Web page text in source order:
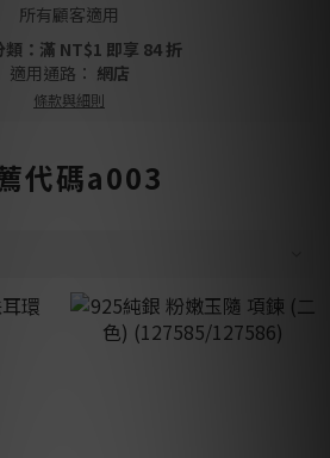
所有顧客適用
類：滿 NT$1 即享 84 折
適用通路： 網店
條款與細則
代碼a003